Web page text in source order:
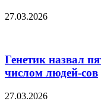
27.03.2026
Генетик назвал
числом людей-сов
27.03.2026